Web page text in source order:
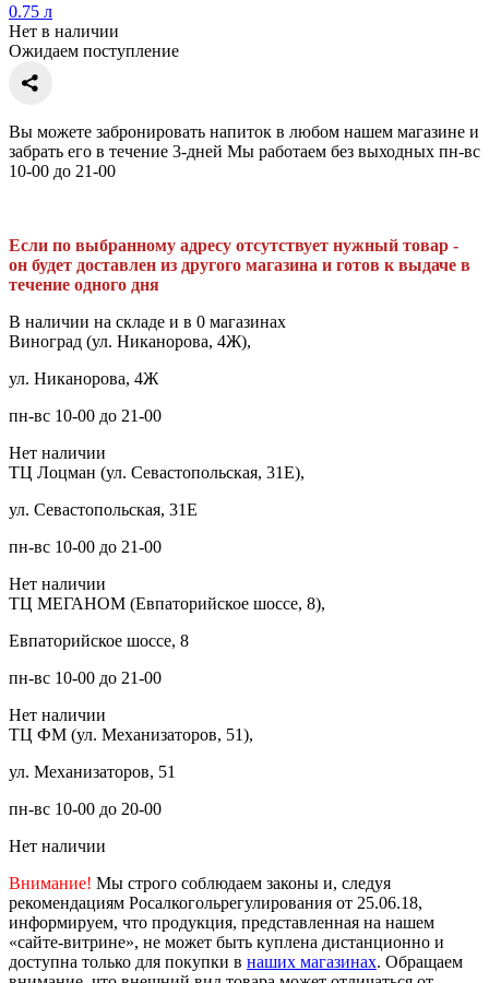
0.75 л
Нет в наличии
Ожидаем поступление
Вы можете забронировать напиток в любом нашем магазине и
забрать его в течение 3-дней Мы работаем без выходных пн-вс
10-00 до 21-00
Если по выбранному адресу отсутствует нужный товар -
он будет доставлен из другого магазина и готов к выдаче в
течение одного дня
В наличии на складе и в 0 магазинах
Виноград (ул. Никанорова, 4Ж),
ул. Никанорова, 4Ж
пн-вс 10-00 до 21-00
Нет наличии
ТЦ Лоцман (ул. Севастопольская, 31Е),
ул. Севастопольская, 31Е
пн-вс 10-00 до 21-00
Нет наличии
ТЦ МЕГАНОМ (Евпаторийское шоссе, 8),
Евпаторийское шоссе, 8
пн-вс 10-00 до 21-00
Нет наличии
ТЦ ФМ (ул. Механизаторов, 51),
ул. Механизаторов, 51
пн-вс 10-00 до 20-00
Нет наличии
Внимание! Мы строго соблюдаем законы и, следуя
рекомендациям Росалкогольрегулирования от 25.06.18,
информируем, что продукция, представленная на нашем
«сайте-витрине», не может быть куплена дистанционно и
доступна только для покупки в наших магазинах. Обращаем